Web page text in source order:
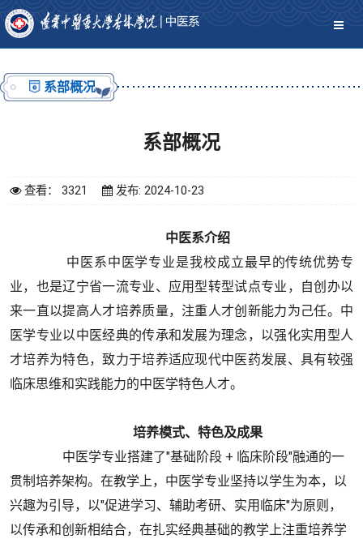
系部概况
系部概况
查看： 3321 发布: 2024-10-23
中医系介绍
中医系中医学专业是我校成立最早的传统优势专
业，也是辽宁省一流专业、应用型转型试点专业，自创办以
来一直以提高人才培养质量，注重人才创新能力为己任。中
医学专业以中医经典的传承和发展为理念，以强化实用型人
才培养为特色，致力于培养适应现代中医药发展、具有较强
临床思维和实践能力的中医学特色人才。
培养模式、特色及成果
中医学专业搭建了"基础阶段 + 临床阶段"融通的一
贯制培养架构。在教学上，中医学专业坚持以学生为本，以
兴趣为引导，以"促进学习、辅助考研、实用临床"为原则，
以传承和创新相结合，在扎实经典基础的教学上注重培养学